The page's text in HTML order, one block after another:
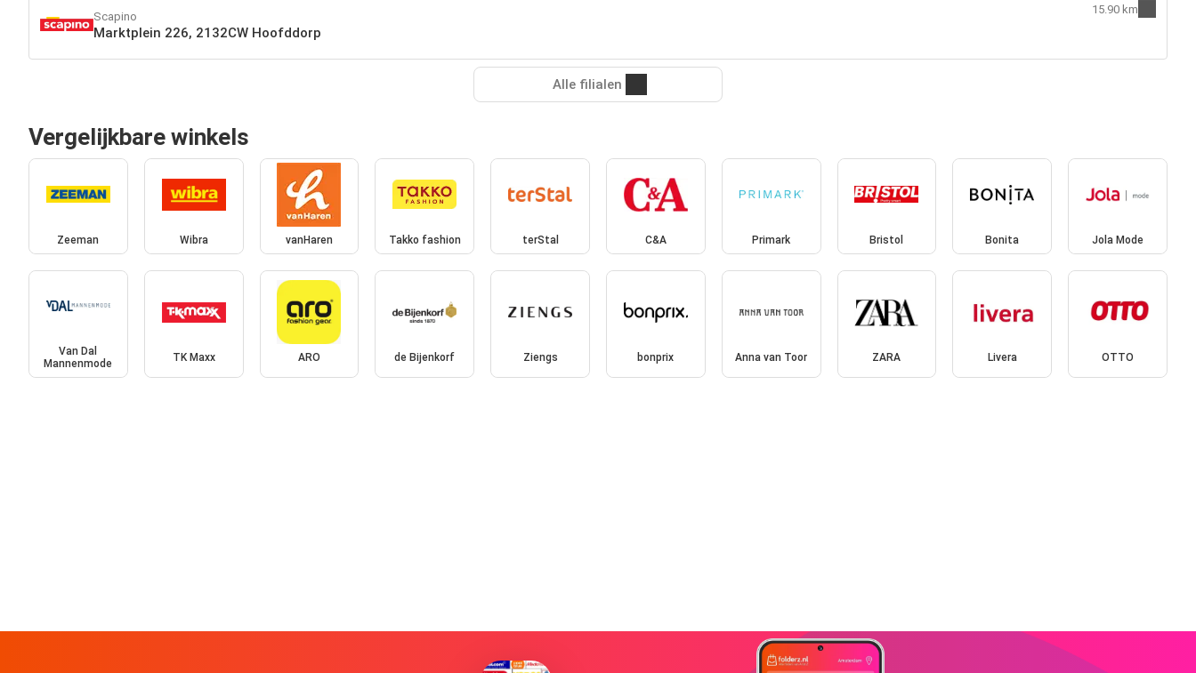
Scapino
Marktplein 226, 2132CW Hoofddorp
15.90 km
Alle filialen
Vergelijkbare winkels
Zeeman Wibra vanHaren Takko fashion terStal C&A Primark Bristol Bonita Jola Mode
Van Dal
Mannenmode
TK Maxx ARO de Bijenkorf Ziengs bonprix Anna van Toor ZARA Livera OTTO